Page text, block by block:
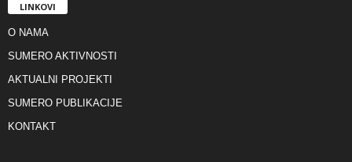
LINKOVI
O NAMA
SUMERO AKTIVNOSTI
AKTUALNI PROJEKTI
SUMERO PUBLIKACIJE
KONTAKT